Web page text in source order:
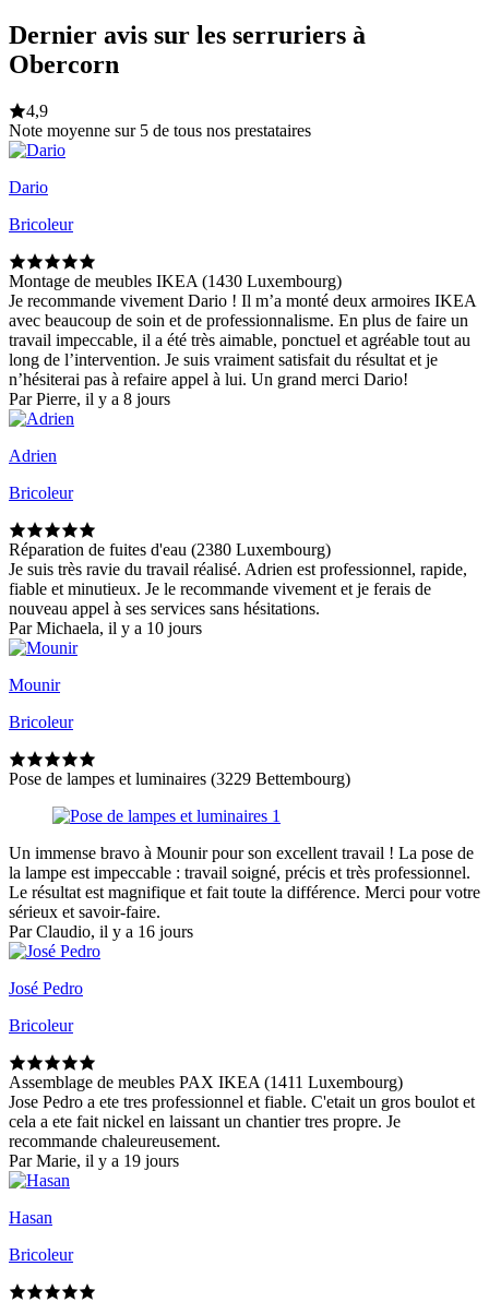
Dernier avis sur les serruriers à
Obercorn
4,9
Note moyenne sur 5 de tous nos prestataires
Dario
Bricoleur
Montage de meubles IKEA (1430 Luxembourg)
Je recommande vivement Dario ! Il m’a monté deux armoires IKEA
avec beaucoup de soin et de professionnalisme. En plus de faire un
travail impeccable, il a été très aimable, ponctuel et agréable tout au
long de l’intervention. Je suis vraiment satisfait du résultat et je
n’hésiterai pas à refaire appel à lui. Un grand merci Dario!
Par Pierre, il y a 8 jours
Adrien
Bricoleur
Réparation de fuites d'eau (2380 Luxembourg)
Je suis très ravie du travail réalisé. Adrien est professionnel, rapide,
fiable et minutieux. Je le recommande vivement et je ferais de
nouveau appel à ses services sans hésitations.
Par Michaela, il y a 10 jours
Mounir
Bricoleur
Pose de lampes et luminaires (3229 Bettembourg)
Un immense bravo à Mounir pour son excellent travail ! La pose de
la lampe est impeccable : travail soigné, précis et très professionnel.
Le résultat est magnifique et fait toute la différence. Merci pour votre
sérieux et savoir-faire.
Par Claudio, il y a 16 jours
José Pedro
Bricoleur
Assemblage de meubles PAX IKEA (1411 Luxembourg)
Jose Pedro a ete tres professionnel et fiable. C'etait un gros boulot et
cela a ete fait nickel en laissant un chantier tres propre. Je
recommande chaleureusement.
Par Marie, il y a 19 jours
Hasan
Bricoleur